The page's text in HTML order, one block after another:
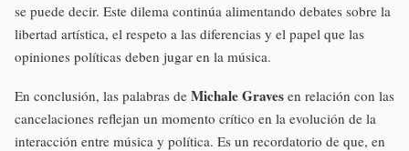
se puede decir. Este dilema continúa alimentando debates sobre la
libertad artística, el respeto a las diferencias y el papel que las
opiniones políticas deben jugar en la música.
En conclusión, las palabras de Michale Graves en relación con las
cancelaciones reflejan un momento crítico en la evolución de la
interacción entre música y política. Es un recordatorio de que, en